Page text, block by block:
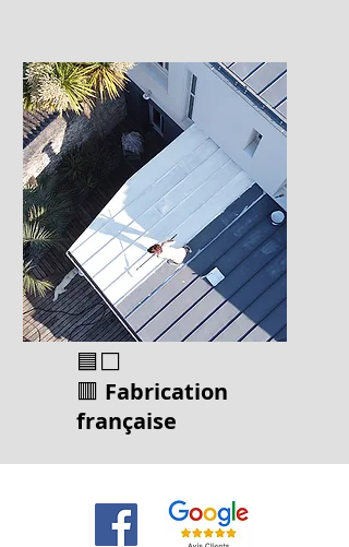
🟦⬜
🟥 Fabrication
française